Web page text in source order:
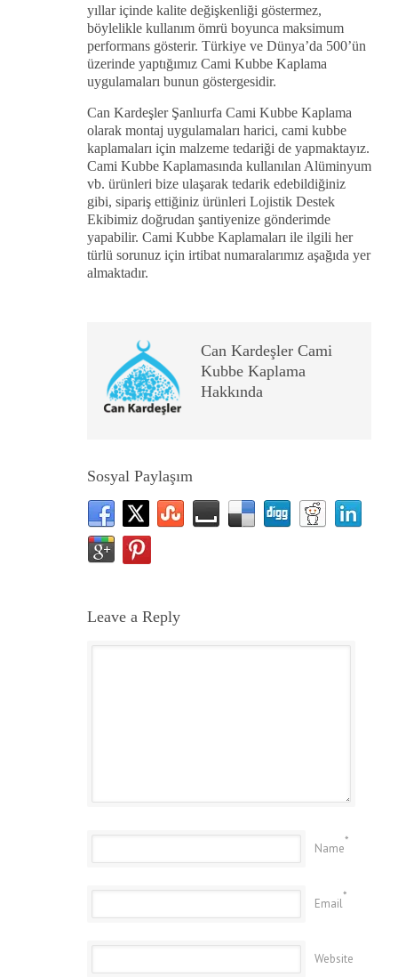
yıllar içinde kalite değişkenliği göstermez,
böylelikle kullanım ömrü boyunca maksimum
performans gösterir. Türkiye ve Dünya’da 500’ün
üzerinde yaptığımız Cami Kubbe Kaplama
uygulamaları bunun göstergesidir.
Can Kardeşler Şanlıurfa Cami Kubbe Kaplama
olarak montaj uygulamaları harici, cami kubbe
kaplamaları için malzeme tedariği de yapmaktayız.
Cami Kubbe Kaplamasında kullanılan Alüminyum
vb. ürünleri bize ulaşarak tedarik edebildiğiniz
gibi, sipariş ettiğiniz ürünleri Lojistik Destek
Ekibimiz doğrudan şantiyenize gönderimde
yapabilir. Cami Kubbe Kaplamaları ile ilgili her
türlü sorunuz için irtibat numaralarımız aşağıda yer
almaktadır.
Can Kardeşler Cami
Kubbe Kaplama
Hakkında
Sosyal Paylaşım
Leave a Reply
Name
*
Email
*
Website